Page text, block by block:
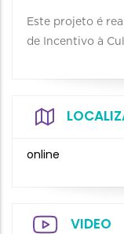
Este projeto é
de Incentivo à
online
VIDEO